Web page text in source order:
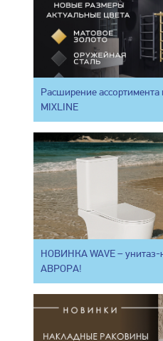
Расширение
MIXLINE
НОВИНКА WAVE –
АВРОРА!